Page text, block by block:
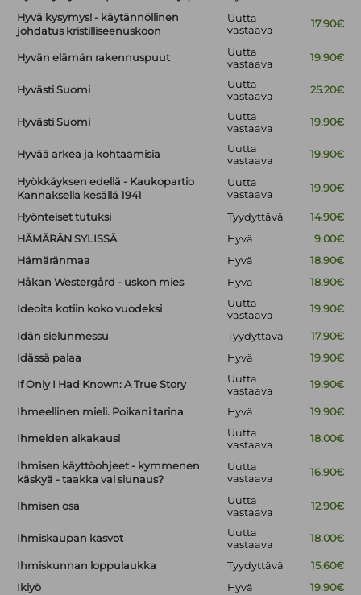
Hyvä kysymys! - käytännöllinen
johdatus kristilliseenuskoon
Uutta
vastaava
17.90€
Hyvän elämän rakennuspuut
Uutta
vastaava
19.90€
Hyvästi Suomi
Uutta
vastaava
25.20€
Hyvästi Suomi
Uutta
vastaava
19.90€
Hyvää arkea ja kohtaamisia
Uutta
vastaava
19.90€
Hyökkäyksen edellä - Kaukopartio
Kannaksella kesällä 1941
Uutta
vastaava
19.90€
Hyönteiset tutuksi Tyydyttävä
14.90€
HÄMÄRÄN SYLISSÄ
Hyvä
9.00€
Hämäränmaa
Hyvä
18.90€
Håkan Westergård - uskon mies
Hyvä 18.90€
Ideoita kotiin koko vuodeksi
Uutta
vastaava
19.90€
Idän sielunmessu Tyydyttävä
17.90€
Idässä palaa
Hyvä 19.90€
If Only I Had Known: A True Story
Uutta
vastaava
19.90€
Ihmeellinen mieli. Poikani tarina Hyvä 19.90€
Ihmeiden aikakausi
Uutta
vastaava
18.00€
Ihmisen käyttöohjeet - kymmenen
käskyä - taakka vai siunaus?
Uutta
vastaava
16.90€
Ihmisen osa
Uutta
vastaava
12.90€
Ihmiskaupan kasvot
Uutta
vastaava
18.00€
Ihmiskunnan loppulaukka Tyydyttävä
15.60€
Ikiyö
Hyvä
19.90€